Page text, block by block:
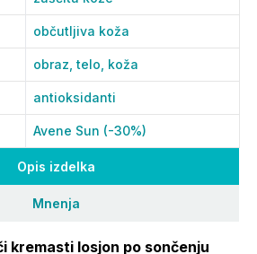
Opis izdelka
Mnenja
kremasti losjon po sončenju
občutljiva koža
obraz,telo, koža
antioksidanti
Avene Sun (-30%)